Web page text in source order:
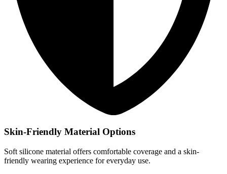
Skin-Friendly Material Options
Soft silicone material offers comfortable coverage and a skin-
friendly wearing experience for everyday use.